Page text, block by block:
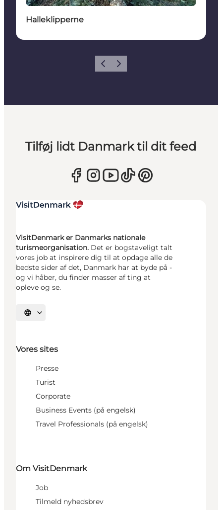
Halleklipperne
ForrigeNæste
Tilføj lidt Danmark til dit feed
VisitDenmark er Danmarks nationale
turismeorganisation. Det er bogstaveligt talt
vores job at inspirere dig til at opdage alle de
bedste sider af det, Danmark har at byde på -
og vi håber, du finder masser af ting at
opleve og se.
Vælg sprog
Vores sites
Presse
Turist
Corporate
Business Events (på engelsk)
Travel Professionals (på engelsk)
Om VisitDenmark
Job
Tilmeld nyhedsbrev